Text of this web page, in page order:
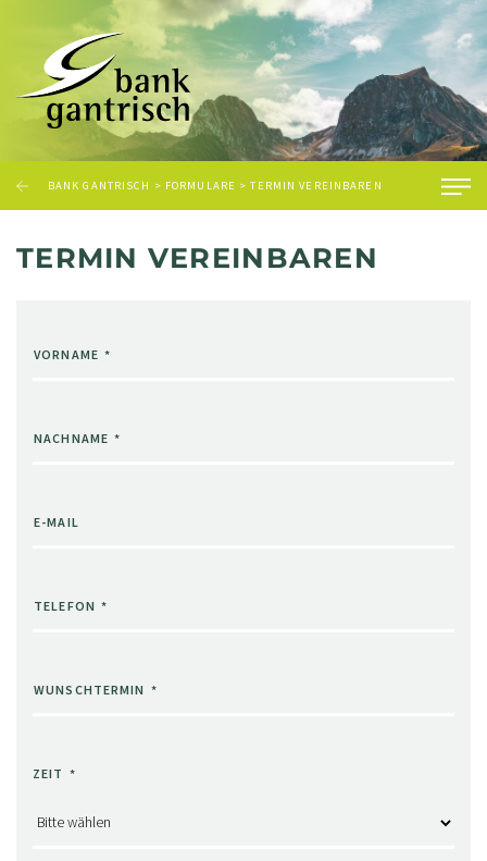
BANK GANTRISCH > FORMULARE >TERMIN VEREINBAREN
TERMIN VEREINBAREN
VORNAME *
NACHNAME *
E-MAIL
TELEFON *
WUNSCHTERMIN *
ZEIT *